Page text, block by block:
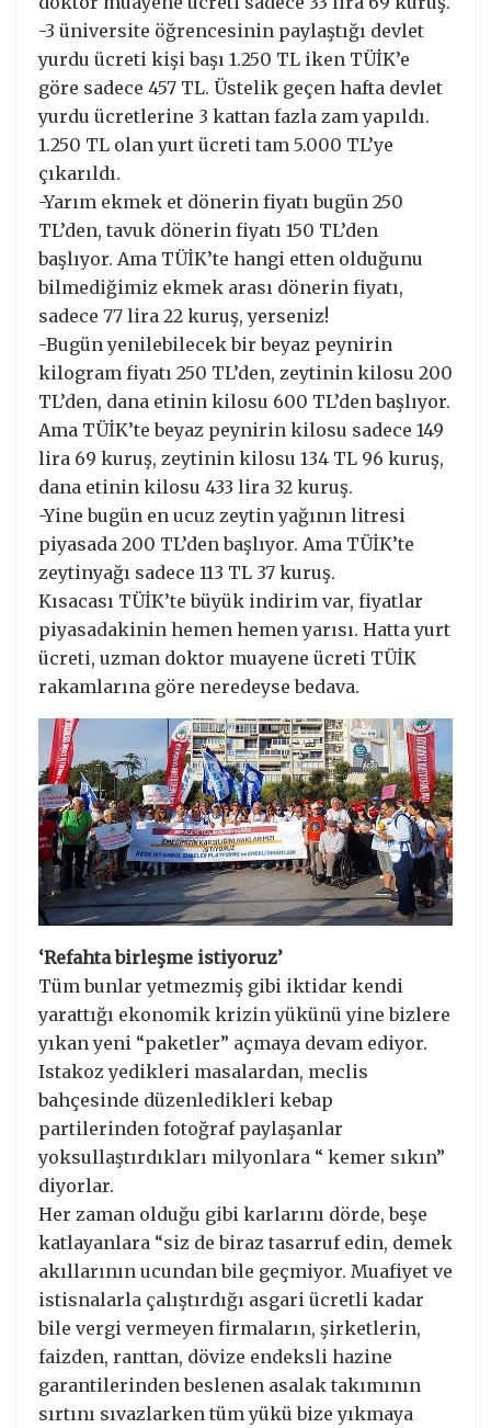
-3 üniversite öğrencesinin paylaştığı devlet
yurdu ücreti kişi başı 1.250 TL iken TÜİK’e
göre sadece 457 TL. Üstelik geçen hafta devlet
yurdu ücretlerine 3 kattan fazla zam yapıldı.
1.250 TL olan yurt ücreti tam 5.000 TL’ye
çıkarıldı.
-Yarım ekmek et dönerin fiyatı bugün 250
TL’den, tavuk dönerin fiyatı 150 TL’den
başlıyor. Ama TÜİK’te hangi etten olduğunu
bilmediğimiz ekmek arası dönerin fiyatı,
sadece 77 lira 22 kuruş, yerseniz!
-Bugün yenilebilecek bir beyaz peynirin
kilogram fiyatı 250 TL’den, zeytinin kilosu 200
TL’den, dana etinin kilosu 600 TL’den başlıyor.
Ama TÜİK’te beyaz peynirin kilosu sadece 149
lira 69 kuruş, zeytinin kilosu 134 TL 96 kuruş,
dana etinin kilosu 433 lira 32 kuruş.
-Yine bugün en ucuz zeytin yağının litresi
piyasada 200 TL’den başlıyor. Ama TÜİK’te
zeytinyağı sadece 113 TL 37 kuruş.
Kısacası TÜİK’te büyük indirim var, fiyatlar
piyasadakinin hemen hemen yarısı. Hatta yurt
ücreti, uzman doktor muayene ücreti TÜİK
rakamlarına göre neredeyse bedava.
‘Refahta birleşme istiyoruz’
Tüm bunlar yetmezmiş gibi iktidar kendi
yarattığı ekonomik krizin yükünü yine bizlere
yıkan yeni “paketler” açmaya devam ediyor.
Istakoz yedikleri masalardan, meclis
bahçesinde düzenledikleri kebap
partilerinden fotoğraf paylaşanlar
yoksullaştırdıkları milyonlara “ kemer sıkın”
diyorlar.
Her zaman olduğu gibi karlarını dörde, beşe
katlayanlara “siz de biraz tasarruf edin, demek
akıllarının ucundan bile geçmiyor. Muafiyet ve
istisnalarla çalıştırdığı asgari ücretli kadar
bile vergi vermeyen firmaların, şirketlerin,
faizden, ranttan, dövize endeksli hazine
garantilerinden beslenen asalak takımının
sırtını sıvazlarken tüm yükü bize yıkmaya